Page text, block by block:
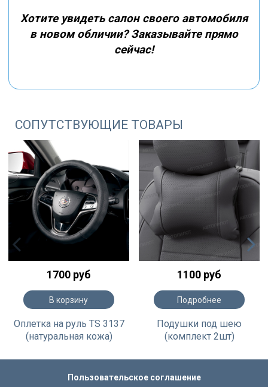
Хотите увидеть салон своего автомобиля
в новом обличии? Заказывайте прямо
сейчас!
СОПУТСТВУЮЩИЕ ТОВАРЫ
1700 руб
В корзину
Оплетка на руль TS 3137
(натуральная кожа)
1100 руб
Подробнее
Подушки под шею
(комплект 2шт)
Пользовательское соглашение